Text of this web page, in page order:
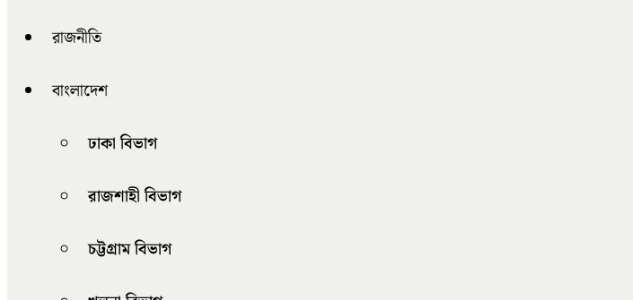
রাজনীতি
বাংলাদেশ
ঢাকা বিভাগ
রাজশাহী বিভাগ
চট্টগ্রাম বিভাগ